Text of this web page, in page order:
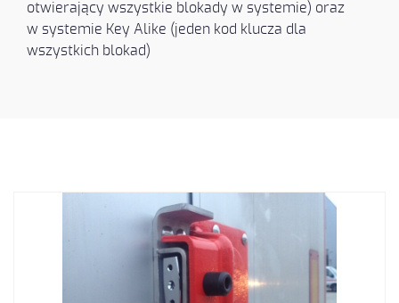
otwierający wszystkie blokady w systemie) oraz
w systemie Key Alike (jeden kod klucza dla
wszystkich blokad)